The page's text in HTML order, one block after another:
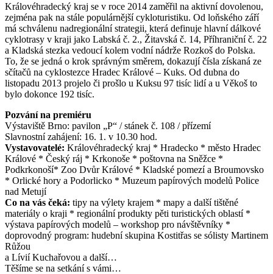
Královéhradecký kraj se v roce 2014 zaměřil na aktivní dovolenou,
zejména pak na stále populárnější cykloturistiku. Od loňského září
má schválenu nadregionální strategii, která definuje hlavní dálkové
cyklotrasy v kraji jako Labská č. 2., Žitavská č. 14, Příhraniční č. 22
a Kladská stezka vedoucí kolem vodní nádrže Rozkoš do Polska.
To, že se jedná o krok správným směrem, dokazují čísla získaná ze
sčítačů na cyklostezce Hradec Králové – Kuks. Od dubna do
listopadu 2013 projelo či prošlo u Kuksu 97 tisíc lidí a u Věkoš to
bylo dokonce 192 tisíc.
Pozvání na premiéru
Výstaviště Brno: pavilon „P“ / stánek č. 108 / přízemí
Slavnostní zahájení: 16. 1. v 10.30 hod.
Vystavovatelé: Královéhradecký kraj * Hradecko * město Hradec
Králové * Český ráj * Krkonoše * poštovna na Sněžce *
Podkrkonoší* Zoo Dvůr Králové * Kladské pomezí a Broumovsko
* Orlické hory a Podorlicko * Muzeum papírových modelů Police
nad Metují
Co na vás čeká: tipy na výlety krajem * mapy a další tištěné
materiály o kraji * regionální produkty pěti turistických oblastí *
výstava papírových modelů – workshop pro návštěvníky *
doprovodný program: hudební skupina Kostitřas se sólisty Martinem
Růžou
a Lívií Kuchařovou a další…
Těšíme se na setkání s vámi…